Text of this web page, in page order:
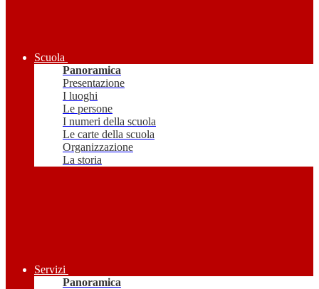
Scuola
Panoramica
Presentazione
I luoghi
Le persone
I numeri della scuola
Le carte della scuola
Organizzazione
La storia
Servizi
Panoramica